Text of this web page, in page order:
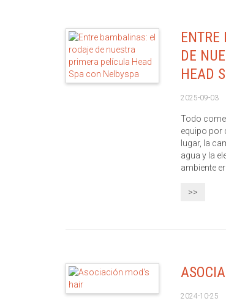
DE
HEAD
2025-09-03
Todo
equipo por
lugar, la
agua y la
ambiente
>>
2024-10-25